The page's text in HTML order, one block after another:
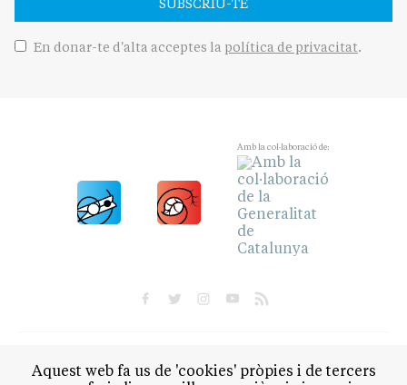
SUBSCRIU-TE
En donar-te d'alta acceptes la política de privacitat.
Amb la col·laboració de:
POLÍTICA CULTURA SOCIETAT
ESPORTS
Aquest web fa us de 'cookies' pròpies i de tercers